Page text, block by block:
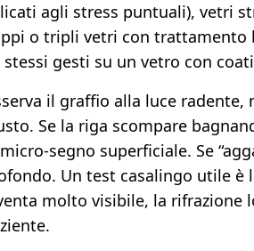
agli stress puntuali), vetri
o tripli vetri con trattamento
stessi gesti su un vetro con
il graffio alla luce
Se la riga scompare
segno superficiale. Se
Un test casalingo utile
molto visibile, la rifrazione